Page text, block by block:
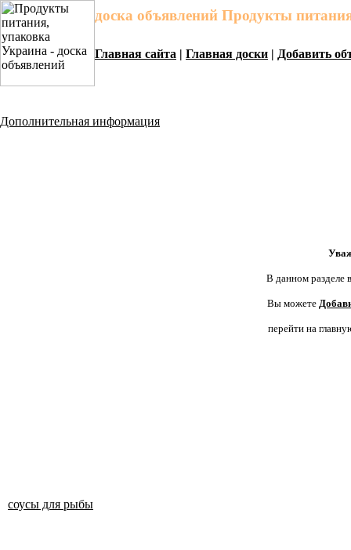
доска объявлений Продукты
Главная сайта | Главная доски | Добавить
Дополнительная информация
В данном разделе
Вы можете
перейти на
соусы для рыбы